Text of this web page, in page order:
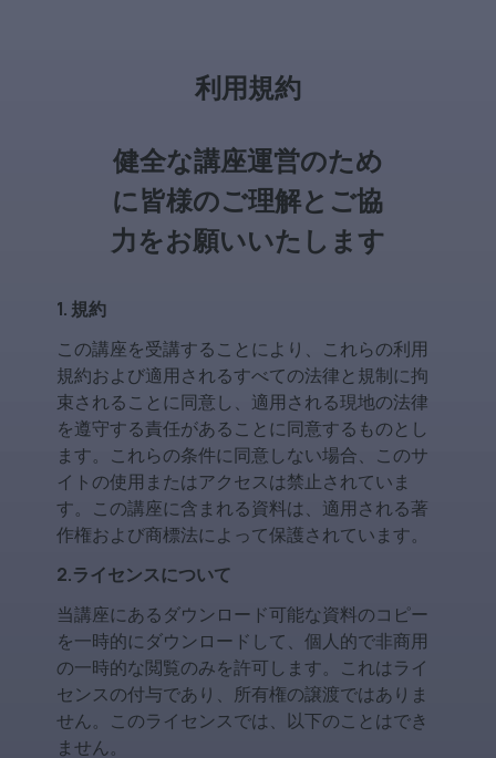
利用規約
健全な講座運営のため
に皆様のご理解とご協
力をお願いいたします
1. 規約
この講座を受講することにより、これらの利用
規約および適用されるすべての法律と規制に拘
束されることに同意し、適用される現地の法律
を遵守する責任があることに同意するものとし
ます。これらの条件に同意しない場合、このサ
イトの使用またはアクセスは禁止されていま
す。この講座に含まれる資料は、適用される著
作権および商標法によって保護されています。
2.ライセンスについて
当講座にあるダウンロード可能な資料のコピー
を一時的にダウンロードして、個人的で非商用
の一時的な閲覧のみを許可します。これはライ
センスの付与であり、所有権の譲渡ではありま
せん。このライセンスでは、以下のことはでき
ません。